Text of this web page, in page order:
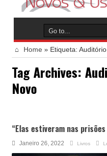
Home » Etiqueta:
Tag Archives:
Novo
“Elas estiveram nas
Janeiro 26, 2022 Livros